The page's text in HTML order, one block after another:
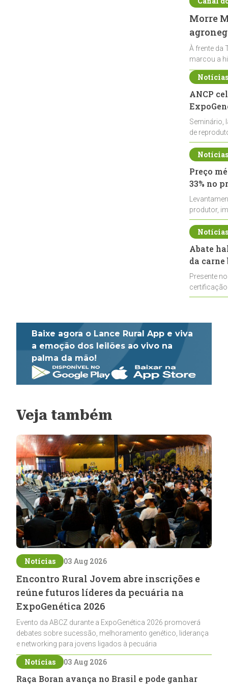
Morre
À frente da
marcou a
ANCP
Seminário,
de
durante a
Preço
33% no
produtor,
de leite cru
Abate
da
Presente
Baixe agora o Lance Rural App e viva
a emoção dos leilões ao vivo na
palma da mão!
Veja também
Notícias 03 Aug 2026
Encontro Rural Jovem abre inscrições e
reúne futuros líderes da pecuária na
ExpoGenética 2026
Evento da ABCZ durante a ExpoGenética 2026 promoverá
debates sobre sucessão, melhoramento genético, liderança
e networking para jovens ligados à pecuária
Notícias 03 Aug 2026
Raça Boran avança no Brasil e pode ganhar